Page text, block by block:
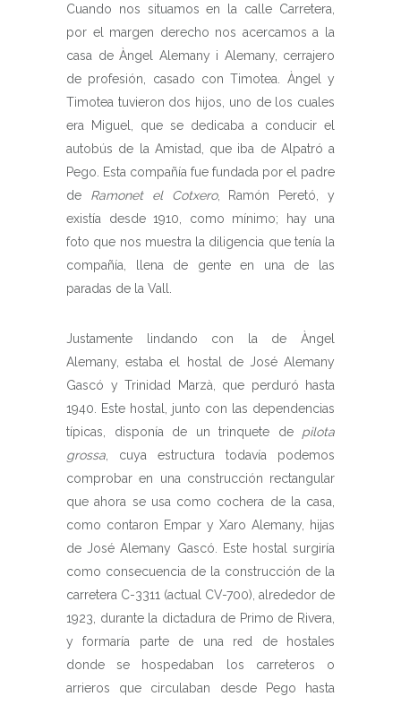
Cuando nos situamos en la calle Carretera,
por el margen derecho nos acercamos a la
casa de Àngel Alemany i Alemany, cerrajero
de profesión, casado con Timotea. Àngel y
Timotea tuvieron dos hijos, uno de los cuales
era Miguel, que se dedicaba a conducir el
autobús de la Amistad, que iba de Alpatró a
Pego. Esta compañía fue fundada por el padre
de Ramonet el Cotxero, Ramón Peretó, y
existía desde 1910, como mínimo; hay una
foto que nos muestra la diligencia que tenía la
compañía, llena de gente en una de las
paradas de la Vall.
Justamente lindando con la de Àngel
Alemany, estaba el hostal de José Alemany
Gascó y Trinidad Marzà, que perduró hasta
1940. Este hostal, junto con las dependencias
típicas, disponía de un trinquete de pilota
grossa , cuya estructura todavía podemos
comprobar en una construcción rectangular
que ahora se usa como cochera de la casa,
como contaron Empar y Xaro Alemany, hijas
de José Alemany Gascó. Este hostal surgiría
como consecuencia de la construcción de la
carretera C-3311 (actual CV-700), alrededor de
1923, durante la dictadura de Primo de Rivera,
y formaría parte de una red de hostales
donde se hospedaban los carreteros o
arrieros que circulaban desde Pego hasta